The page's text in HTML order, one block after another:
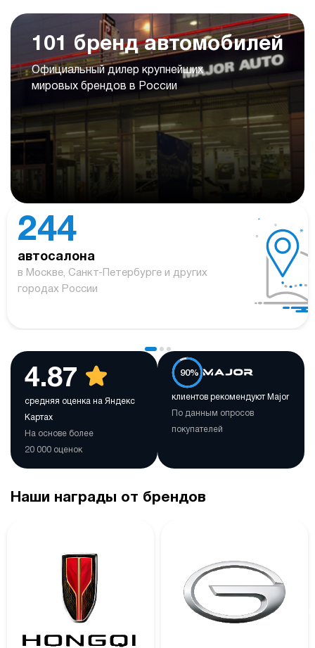
101 бренд автомобилей
Официальный дилер крупнейших
мировых брендов в России
244
автосалона
в Москве, Санкт-Петербурге и других
городах России
4.87
средняя оценка на Яндекс
Картах
На основе более
20 000 оценок
90%
клиентов рекомендуют Major
По данным опросов
покупателей
Наши награды от брендов